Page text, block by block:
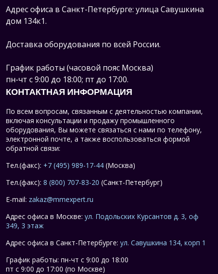
Адрес офиса в Санкт-Петербурге: улица Савушкина
дом 134к1.
Доставка оборудования по всей России.
График работы (часовой пояс Москва)
пн-чт с 9:00 до 18:00; пт до 17:00.
КОНТАКТНАЯ ИНФОРМАЦИЯ
По всем вопросам, связанным с деятельностью компании,
включая консультации и продажу промышленного
оборудования, Вы можете связаться с нами по телефону,
электронной почте, а также воспользоваться формой
обратной связи:
Тел.(факс): +7 (495) 989-17-44 (Москва)
Тел.(факс): 8 (800) 707-83-20 (Санкт-Петербург)
E-mail: zakaz@mmexpert.ru
Адрес офиса в Москве: ул. Подольских Курсантов д. 3, оф
349, 3 этаж
Адрес офиса в Санкт-Петербурге: ул. Савушкина 134, корп 1
График работы: пн-чт с 9:00 до 18:00
пт с 9:00 до 17:00 (по Москве)